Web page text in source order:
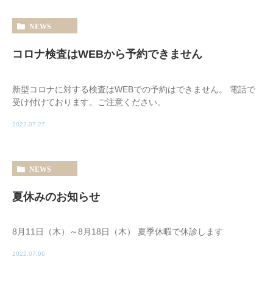
NEWS
コロナ検査はWEBから予約できません
新型コロナに対する検査はWEBでの予約はできません。 電話で
受け付けております。ご注意ください。
2022.07.27
NEWS
夏休みのお知らせ
8月11日（木）～8月18日（木） 夏季休暇で休診します
2022.07.06